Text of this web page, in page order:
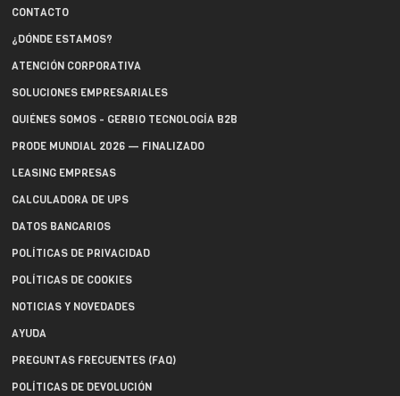
CONTACTO
¿DÓNDE ESTAMOS?
ATENCIÓN CORPORATIVA
SOLUCIONES EMPRESARIALES
QUIÉNES SOMOS - GERBIO TECNOLOGÍA B2B
PRODE MUNDIAL 2026 — FINALIZADO
LEASING EMPRESAS
CALCULADORA DE UPS
DATOS BANCARIOS
POLÍTICAS DE PRIVACIDAD
POLÍTICAS DE COOKIES
NOTICIAS Y NOVEDADES
AYUDA
PREGUNTAS FRECUENTES (FAQ)
POLÍTICAS DE DEVOLUCIÓN